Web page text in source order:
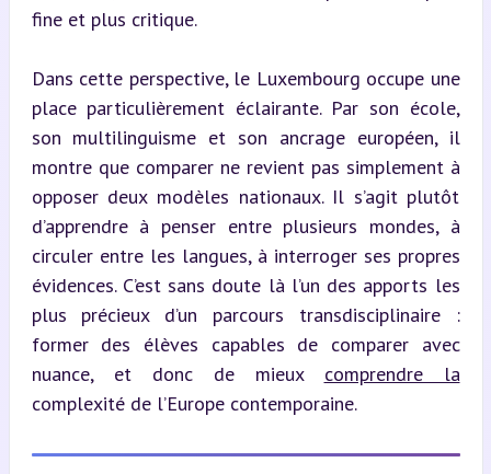
fine et plus critique.
Dans cette perspective, le Luxembourg occupe une
place particulièrement éclairante. Par son école,
son multilinguisme et son ancrage européen, il
montre que comparer ne revient pas simplement à
opposer deux modèles nationaux. Il s’agit plutôt
d’apprendre à penser entre plusieurs mondes, à
circuler entre les langues, à interroger ses propres
évidences. C’est sans doute là l’un des apports les
plus précieux d’un parcours transdisciplinaire :
former des élèves capables de comparer avec
nuance, et donc de mieux comprendre la
complexité de l’Europe contemporaine.